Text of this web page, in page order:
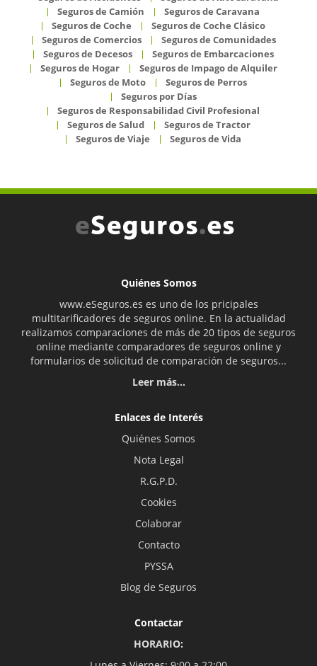
Seguros de Camión
Seguros de Caravana
Seguros de Coche
Seguros de Coche Clásico
Seguros de Comercios
Seguros de Comunidades
Seguros de Decesos
Seguros de Embarcaciones
Seguros de Hogar
Seguros de Impago de Alquiler
Seguros de Moto
Seguros de Perros
Seguros por Días
Seguros de Responsabilidad Civil Profesional
Seguros de Salud
Seguros de Tractor
Seguros de Viaje
Seguros de Vida
Quiénes Somos
www.eSeguros.es es uno de los pricipales
multitarificadores de seguros online. En la actualidad
realizamos comparaciones de más de 20 tipos de seguros
online mediante comparadores de seguros online y
formularios de solicitud de comparación de seguros...
Leer más...
Enlaces de Interés
Quiénes Somos
Nota Legal
R.G.P.D.
Cookies
Colaborar
Contacto
PYSSA
Blog de Seguros
Contactar
HORARIO: